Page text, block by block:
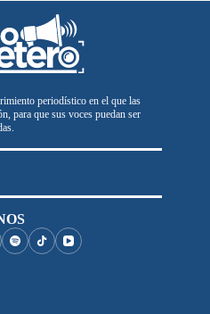
periodístico en el que las
para que sus voces puedan ser